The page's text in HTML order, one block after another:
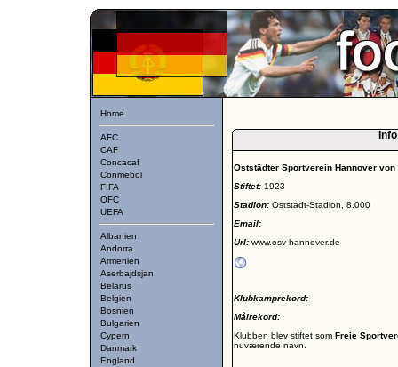
Home
AFC
CAF
Concacaf
Conmebol
FIFA
OFC
UEFA
Albanien
Andorra
Armenien
Aserbajdsjan
Belarus
Belgien
Bosnien
Bulgarien
Cypern
Danmark
England
Oststädter Sportverein Hannover von
Stiftet: 1923
Stadion: Oststadt-Stadion, 8.000
Email:
Url: www.osv-hannover.de
Klubkamprekord:
Målrekord:
Klubben blev stiftet som Freie
nuværende navn.